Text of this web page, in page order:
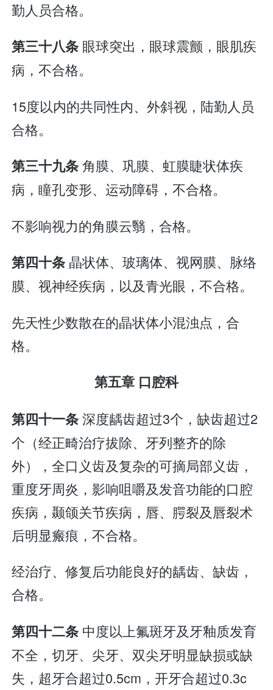
勤人员合格。
第三十八条 眼球突出，眼球震颤，眼肌疾
病，不合格。
15度以内的共同性内、外斜视，陆勤人员
合格。
第三十九条角膜、巩膜、虹膜睫状体疾
病，瞳孔变形、运动障碍，不合格。
不影响视力的角膜云翳，合格。
第四十条 晶状体、玻璃体、视网膜、脉络
膜、视神经疾病，以及青光眼，不合格。
先天性少数散在的晶状体小混浊点，合
格。
第五章 口腔科
第四十一条深度龋齿超过3个，缺齿超过2
个（经正畸治疗拔除、牙列整齐的除
外），全口义齿及复杂的可摘局部义齿，
重度牙周炎，影响咀嚼及发音功能的口腔
疾病，颞颌关节疾病，唇、腭裂及唇裂术
后明显瘢痕，不合格。
经治疗、修复后功能良好的龋齿、缺齿，
合格。
第四十二条 中度以上氟斑牙及牙釉质发育
不全，切牙、尖牙、双尖牙明显缺损或缺
失，超牙合超过0.5cm，开牙合超过0.3c